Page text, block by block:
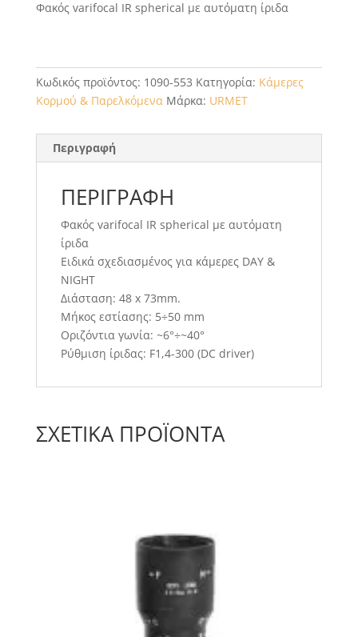
Φακός varifocal IR spherical με αυτόματη ίριδα
Κωδικός προϊόντος: 1090-553 Κατηγορία: Κάμερες
Κορμού & Παρελκόμενα Μάρκα: URMET
Περιγραφή
ΠΕΡΙΓΡΑΦΉ
Φακός varifocal IR spherical με αυτόματη
ίριδα
Ειδικά σχεδιασμένος για κάμερες DAY &
NIGHT
Διάσταση: 48 x 73mm.
Μήκος εστίασης: 5÷50 mm
Οριζόντια γωνία: ~6°÷~40°
Ρύθμιση ίριδας: F1,4-300 (DC driver)
ΣΧΕΤΙΚΆ ΠΡΟΪΌΝΤΑ